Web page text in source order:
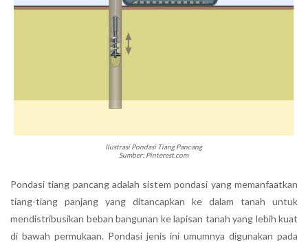
Ilustrasi Pondasi Tiang Pancang
Sumber: Pinterest.com
Pondasi tiang pancang adalah sistem pondasi yang memanfaatkan
tiang-tiang panjang yang ditancapkan ke dalam tanah untuk
mendistribusikan beban bangunan ke lapisan tanah yang lebih kuat
di bawah permukaan. Pondasi jenis ini umumnya digunakan pada